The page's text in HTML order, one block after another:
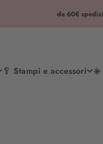
da 60€
🥄 Stampi e accessori ☀️